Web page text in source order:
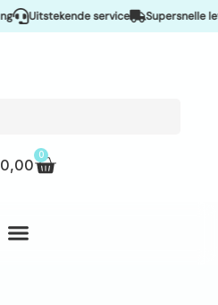
Uitstekende service Supersnelle
0,00
0